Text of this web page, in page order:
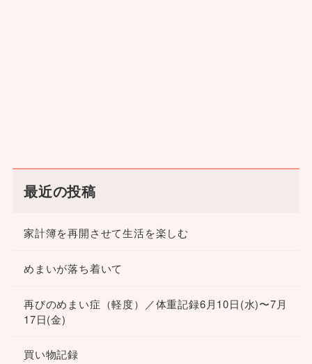
最近の投稿
家計簿を再開させて生活を楽しむ
めまいが落ち着いて
再びのめまい症（軽度）／体重記録6月10日(水)〜7月
17日(金)
買い物記録